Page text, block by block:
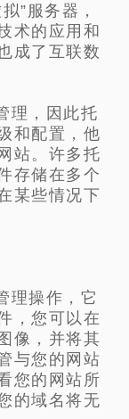
”服务器，
术的应用和
成了互联数
理，因此托
和配置，他
站。许多托
存储在多个
某些情况下
理操作，它
，您可以在
像，并将其
与您的网站
您的网站所
的域名将无